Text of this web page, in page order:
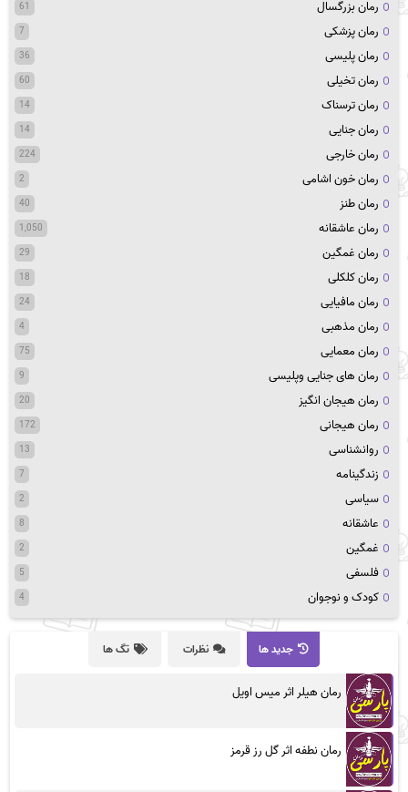
رمان بزرگسال 61
رمان پزشکی 7
رمان پلیسی 36
رمان تخیلی 60
رمان ترسناک 14
رمان جنایی 14
رمان خارجی 224
رمان خون اشامی 2
رمان طنز 40
رمان عاشقانه 1,050
رمان غمگین 29
رمان کلکلی 18
رمان مافیایی 24
رمان مذهبی 4
رمان معمایی 75
رمان های جنایی وپلیسی 9
رمان هیجان انگیز 20
رمان هیجانی 172
روانشناسی 13
زندگینامه 7
سیاسی 2
عاشقانه 8
غمگین 2
فلسفی 5
کودک و نوجوان 4
جدید ها نظرات تگ ها
رمان هیلر اثر میس اویل
رمان نطفه اثر گل رز قرمز